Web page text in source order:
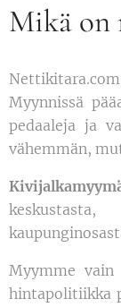
Mikä on
Myynnissä
pedaaleja ja
vähemmän,
Myymme
hintapolitiikka